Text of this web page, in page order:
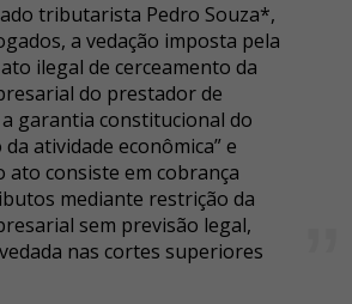
tributarista Pedro Souza*,
a vedação imposta pela
ilegal de cerceamento da
do prestador de
a garantia constitucional do
atividade econômica” e
ato consiste em cobrança
mediante restrição da
sem previsão legal,
nas cortes superiores